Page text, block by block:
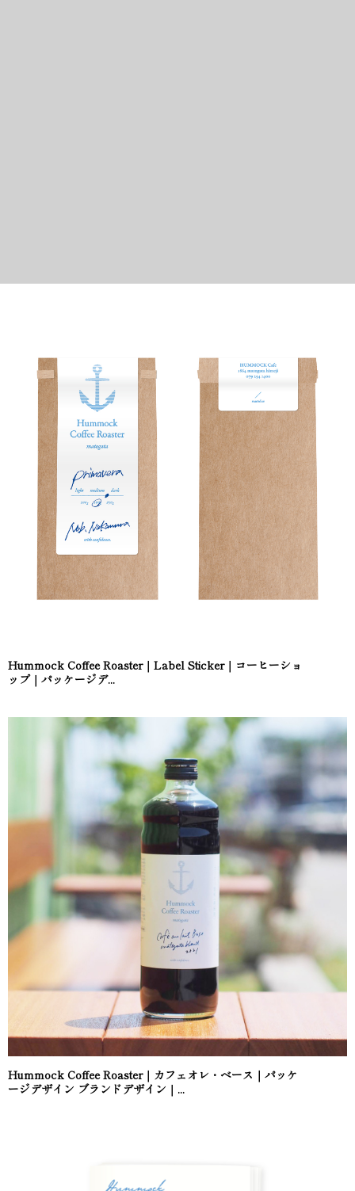
Hummock Coffee Roaster｜Label Sticker｜コーヒーショ
ップ｜パッケージデ...
Hummock Coffee Roaster｜カフェオレ・ベース｜パッケ
ージデザイン ブランドデザイン｜...